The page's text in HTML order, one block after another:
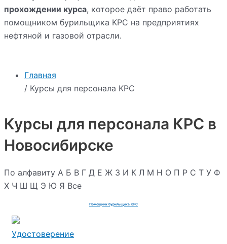
Главная
/ Курсы для персонала КРС
Курсы для персонала КРС в
Новосибирске
По алфавиту А Б В Г Д Е Ж З И К Л М Н О П Р С Т У Ф
Х Ч Ш Щ Э Ю Я Все
Помощник бурильщика КРС
Удостоверение
прохождении курса, которое даёт право работать
помощником бурильщика КРС на предприятиях
нефтяной и газовой отрасли.